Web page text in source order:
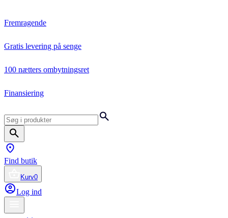
Fremragende
Gratis levering på senge
100 nætters ombytningsret
Finansiering
Find butik
Kurv0
Log ind